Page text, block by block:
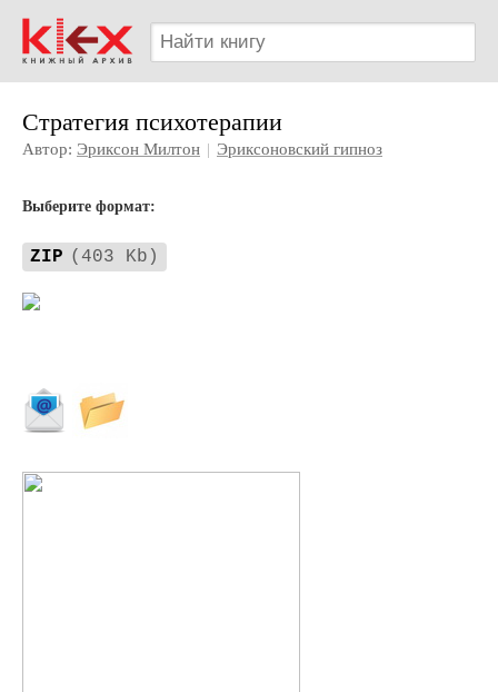
Стратегия психотерапии
Автор: Эриксон Милтон | Эриксоновский гипноз
Выберите формат:
ZIP (403 Kb)